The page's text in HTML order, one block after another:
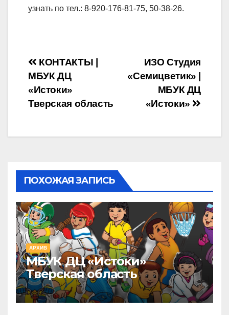
узнать по тел.: 8-920-176-81-75, 50-38-26.
Навигация
по
записям
ИЗО Студия
«Семицветик» |
МБУК ДЦ
«Истоки»
КОНТАКТЫ |
МБУК ДЦ
«Истоки»
Тверская область
ПОХОЖАЯ ЗАПИСЬ
АРХИВ
МБУК ДЦ «Истоки»
Тверская область